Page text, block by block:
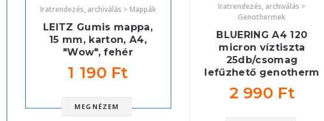
Iratrendezés, archiválás > Mappák
LEITZ Gumis mappa,
15 mm, karton, A4,
"Wow", fehér
1 190 Ft
MEGNÉZEM
Iratrendezés, archiválás >
Genothermek
BLUERING A4 120
micron víztiszta
25db/csomag
lefűzhető genotherm
2 990 Ft